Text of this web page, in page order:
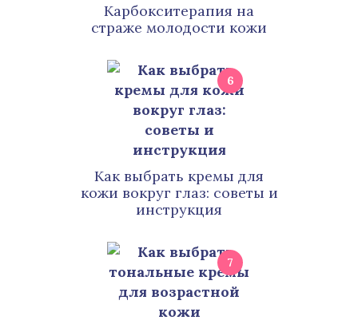
Карбокситерапия на
страже молодости кожи
6
Как выбрать кремы для
кожи вокруг глаз: советы и
инструкция
7